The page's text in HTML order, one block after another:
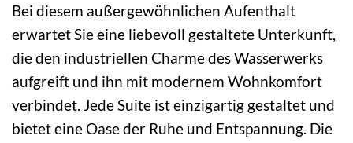
Bei diesem außergewöhnlichen Aufenthalt
erwartet Sie eine liebevoll gestaltete Unterkunft,
die den industriellen Charme des Wasserwerks
aufgreift und ihn mit modernem Wohnkomfort
verbindet. Jede Suite ist einzigartig gestaltet und
bietet eine Oase der Ruhe und Entspannung. Die